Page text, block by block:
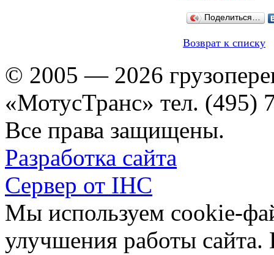
Поделиться…
Возврат к списку
© 2005 — 2026
«МотусТранс» тел. (495)
Все права защищены.
Разработка сайта
Сервер от IHC
Мы используем cookie-
улучшения работы сайта.